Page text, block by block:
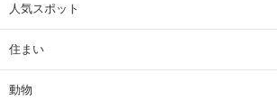
人気スポット
住まい
動物